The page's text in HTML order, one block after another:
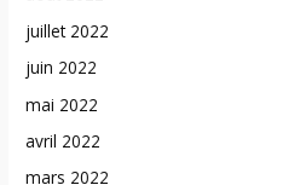
juillet 2022
juin 2022
mai 2022
avril 2022
mars 2022